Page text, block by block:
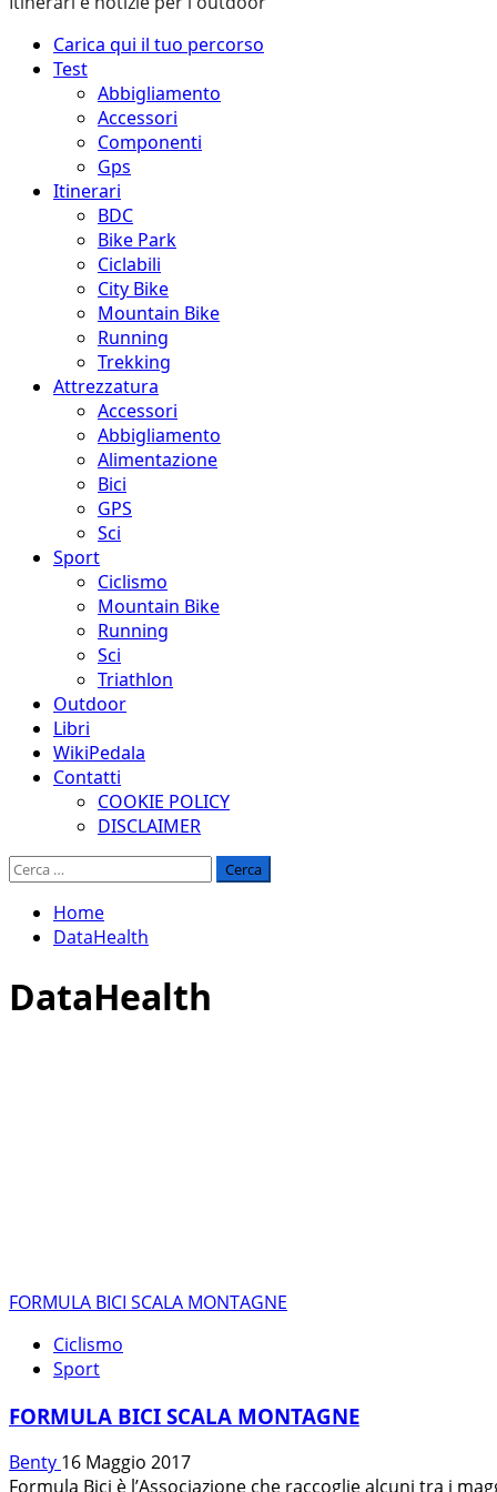
Menu
principale
Carica qui il tuo percorso
Test
Abbigliamento
Accessori
Componenti
Gps
Itinerari
BDC
Bike Park
Ciclabili
City Bike
Mountain Bike
Running
Trekking
Attrezzatura
Accessori
Abbigliamento
Alimentazione
Bici
GPS
Sci
Sport
Ciclismo
Mountain Bike
Running
Sci
Triathlon
Outdoor
Libri
WikiPedala
Contatti
COOKIE POLICY
DISCLAIMER
Ricerca
Home
DataHealth
DataHealth
FORMULA BICI SCALA MONTAGNE
Ciclismo
Sport
FORMULA BICI SCALA MONTAGNE
Benty 16 Maggio 2017
Formula Bici è l’Associazione che raccoglie alcuni tra i